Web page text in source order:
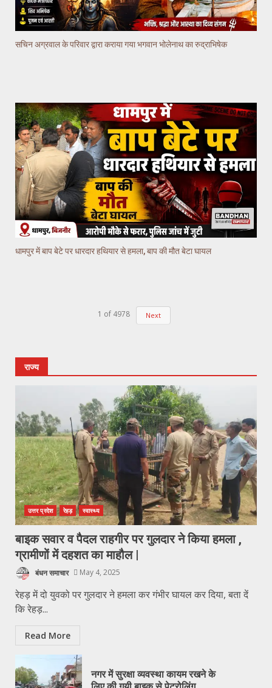
सचिन अग्रवाल के परिवार द्वारा कराया गया भगवान भोलेनाथ का रुद्राभिषेक
धामपुर में बाप बेटे पर धारदार हथियार से हमला, बाप की मौत बेटा घायल
1 of 4978 Next
राज्य
उत्तर प्रदेश रेहड़ स्वास्थ्य
बाइक सवार व पैदल राहगीर पर गुलदार ने किया हमला ,
ग्रामीणों में दहशत का माहौल |
बंधन समाचार May 4, 2025
रेहड़ में दो युवको पर गुलदार ने हमला कर गंभीर घायल कर दिया, बता दें
कि रेहड़...
Read More
नगर में सुरक्षा व्यवस्था कायम रखने के